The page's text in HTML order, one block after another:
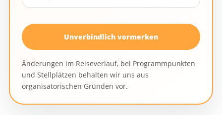
Unverbindlich vormerken
Änderungen im Reiseverlauf, bei Programmpunkten
und Stellplätzen behalten wir uns aus
organisatorischen Gründen vor.